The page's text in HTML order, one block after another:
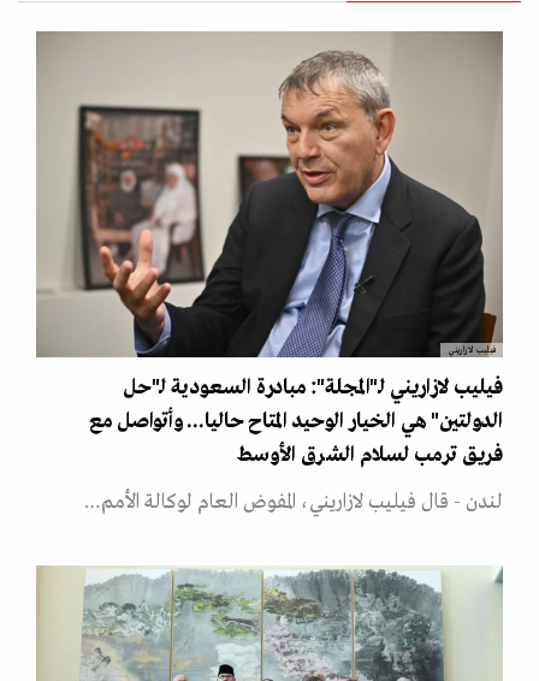
فيليب لازاريني
فيليب لازاريني لـ"المجلة": مبادرة السعودية لـ"حل
الدولتين" هي الخيار الوحيد المتاح حاليا... وأتواصل مع
فريق ترمب لسلام الشرق الأوسط
لندن - قال فيليب لازاريني، المفوض العام لوكالة الأمم…